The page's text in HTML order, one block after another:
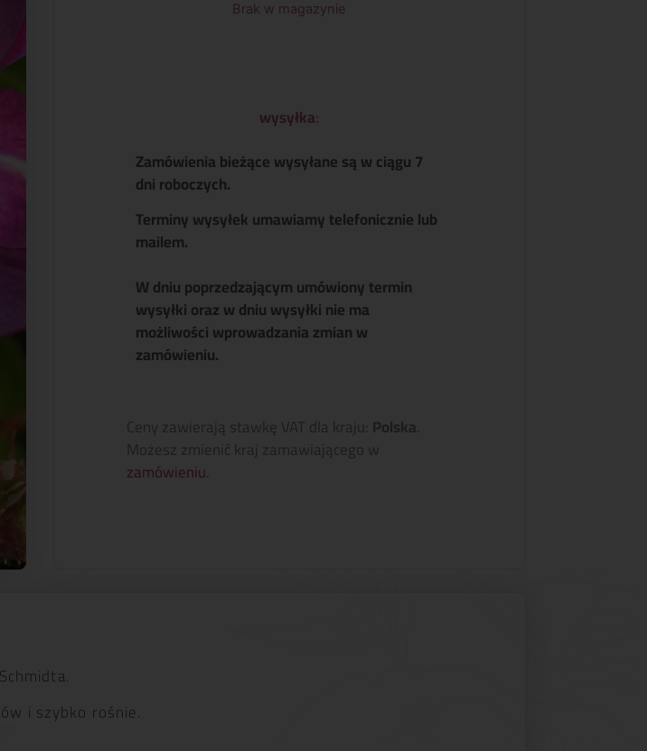
Brak w magazynie
wysyłka:
Zamówienia bieżące wysyłane są w ciągu 7
dni roboczych.
Terminy wysyłek umawiamy telefonicznie lub
mailem.
W dniu poprzedzającym umówiony termin
wysyłki oraz w dniu wysyłki nie ma
możliwości wprowadzania zmian w
zamówieniu.
Ceny zawierają stawkę VAT dla kraju: Polska
Możesz zmienić kraj zamawiającego w
zamówieniu
i szybko rośnie.